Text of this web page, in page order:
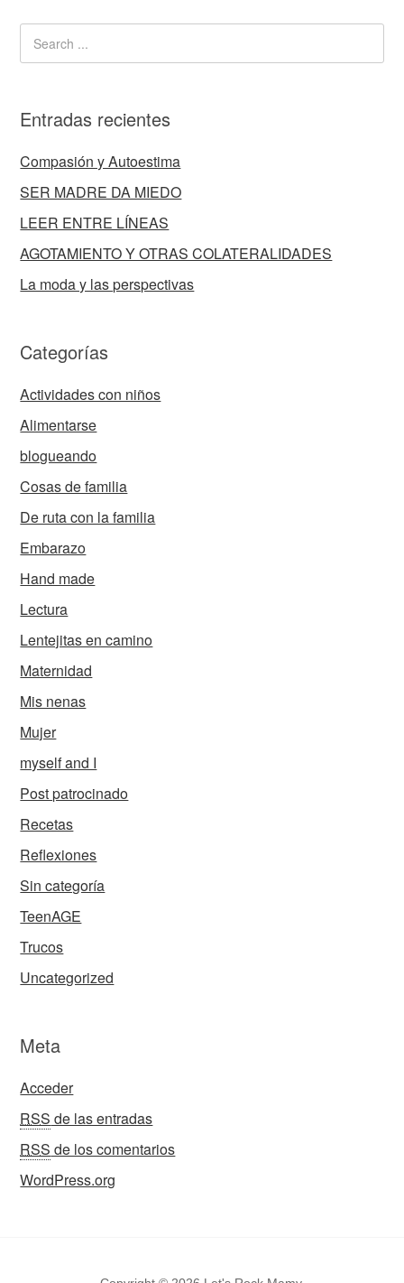
Entradas recientes
Compasión y Autoestima
SER MADRE DA MIEDO
LEER ENTRE LÍNEAS
AGOTAMIENTO Y OTRAS COLATERALIDADES
La moda y las perspectivas
Categorías
Actividades con niños
Alimentarse
blogueando
Cosas de familia
De ruta con la familia
Embarazo
Hand made
Lectura
Lentejitas en camino
Maternidad
Mis nenas
Mujer
myself and I
Post patrocinado
Recetas
Reflexiones
Sin categoría
TeenAGE
Trucos
Uncategorized
Meta
Acceder
RSS de las entradas
RSS de los comentarios
WordPress.org